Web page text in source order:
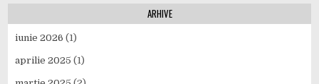
ARHIVE
iunie 2026 (1)
aprilie 2025 (1)